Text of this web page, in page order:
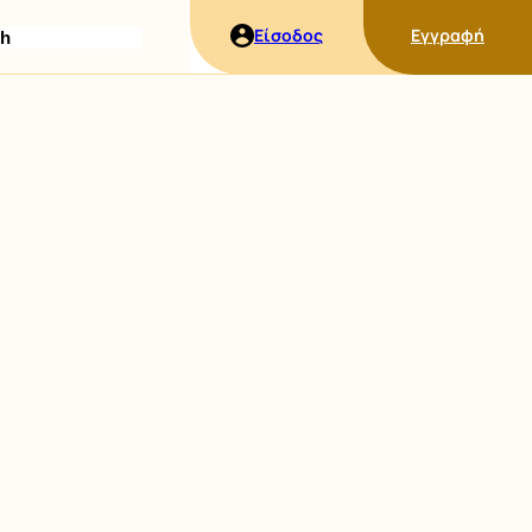
Είσοδος Εγγραφή